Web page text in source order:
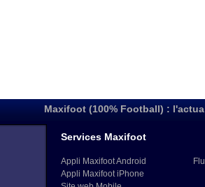
Maxifoot (100% Football) :
Services Maxifoot
Appli Maxifoot Android
Appli Maxifoot iPhone